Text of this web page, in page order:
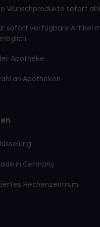
Wunschprodukte sofort
sofort verfügbare Artikel
Apotheke
an Apotheken
in Germany
Rechenzentrum